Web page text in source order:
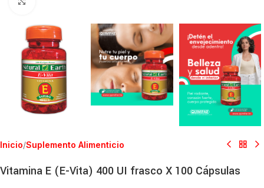
Inicio/Suplemento Alimenticio
Vitamina E (E-Vita) 400 UI frasco X 100 Cápsulas